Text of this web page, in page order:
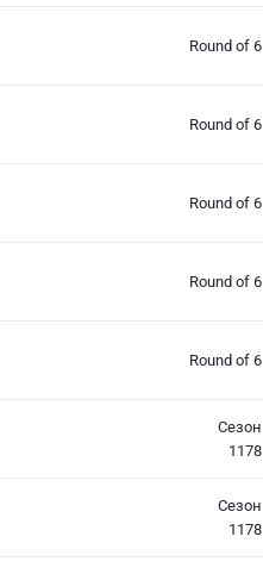
Round of 6
Round of 6
Round of 6
Round of 6
Round of 6
Сезон
1178
Сезон
1178